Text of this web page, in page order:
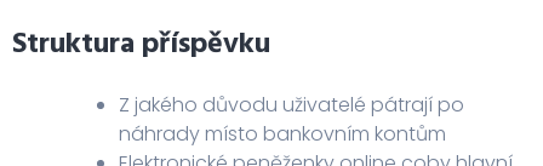
Struktura příspěvku
Z jakého důvodu uživatelé pátrají po
náhrady místo bankovním kontům